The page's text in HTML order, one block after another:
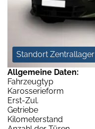
Standort Zentrallager
Allgemeine Daten:
Fahrzeugtyp
Karosserieform
Erst-Zul.
Getriebe
Kilometerstand